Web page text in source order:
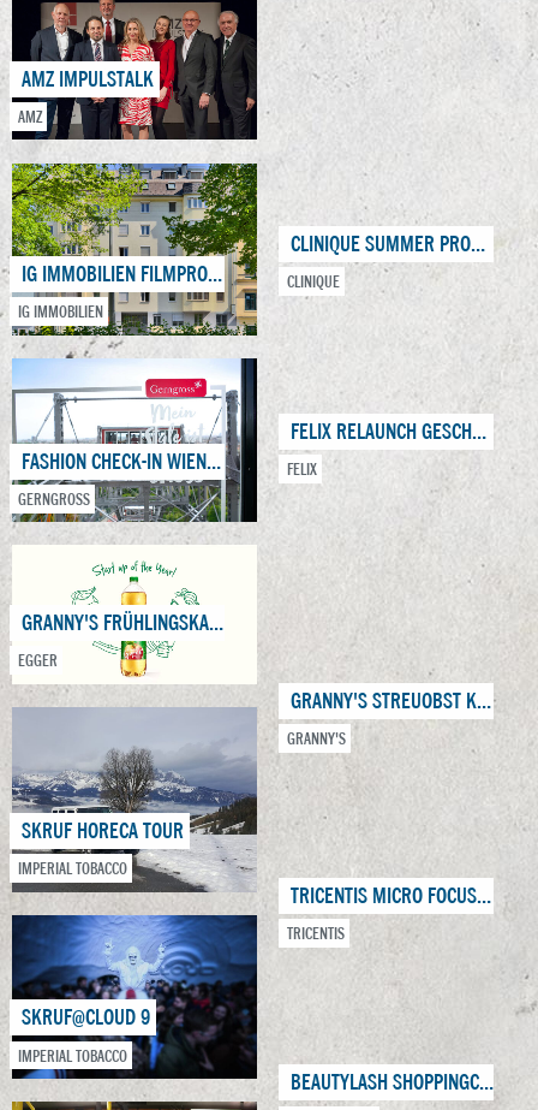
AMZ IMPULSTALK
AMZ
IG IMMOBILIEN FILMPRODUKTION
IG IMMOBILIEN
FASHION CHECK-IN WIENER RIESENRAD
GERNGROSS
GRANNY'S FRÜHLINGSKAMPAGNE 2019
EGGER
SKRUF HORECA TOUR
IMPERIAL TOBACCO
SKRUF@CLOUD 9
IMPERIAL TOBACCO
CLINIQUE SUMMER PROMOTION
CLINIQUE
FELIX RELAUNCH GESCHMACKSTOUR
FELIX
GRANNY'S STREUOBST KAMPAGNE
GRANNY'S
TRICENTIS MICRO FOCUS PROMOTION & NETWORKING
TRICENTIS
BEAUTYLASH SHOPPINGCENTER TOUR